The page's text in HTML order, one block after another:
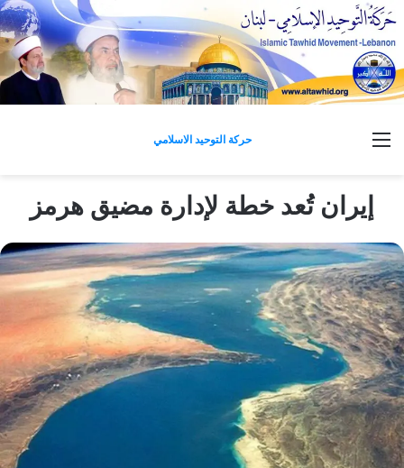
حركة التوحيد الاسلامي القائمة
إيران تُعد خطة لإدارة مضيق هرمز